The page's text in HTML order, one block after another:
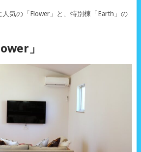
気の「Flower」と、特別棟「Earth」の
」